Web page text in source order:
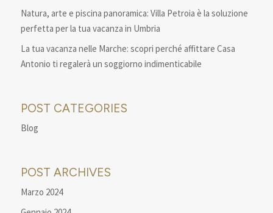
Natura, arte e piscina panoramica: Villa Petroia è la soluzione
perfetta per la tua vacanza in Umbria
La tua vacanza nelle Marche: scopri perché affittare Casa
Antonio ti regalerà un soggiorno indimenticabile
POST CATEGORIES
Blog
POST ARCHIVES
Marzo 2024